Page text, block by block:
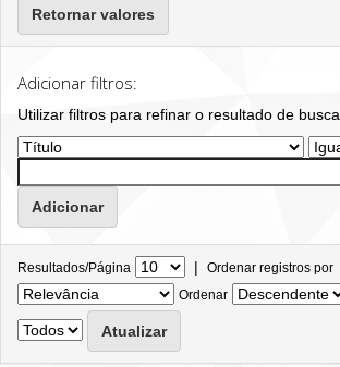
Retornar valores
Adicionar filtros:
Utilizar filtros para refinar o resultado de busca.
Resultados/Página | Ordenar registros por
Ordenar